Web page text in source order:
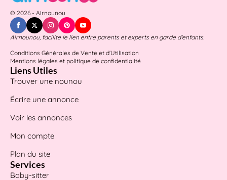
© 2026 - Airnounou
Airnounou, facilite le lien entre parents et experts en garde d'enfants.
Conditions Générales de Vente et d'Utilisation
Mentions légales et politique de confidentialité
Liens Utiles
Trouver une nounou
Écrire une annonce
Voir les annonces
Mon compte
Plan du site
Services
Baby-sitter